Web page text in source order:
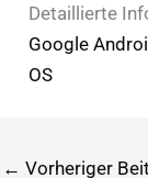
Detaillierte
Google
OS
← Vorheriger